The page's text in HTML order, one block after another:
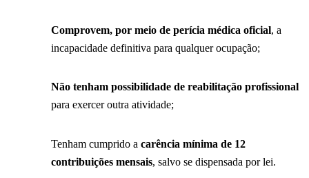
Comprovem, por meio de perícia médica oficial, a
incapacidade definitiva para qualquer ocupação;
Não tenham possibilidade de reabilitação profissional
para exercer outra atividade;
Tenham cumprido a carência mínima de 12
contribuições mensais, salvo se dispensada por lei.